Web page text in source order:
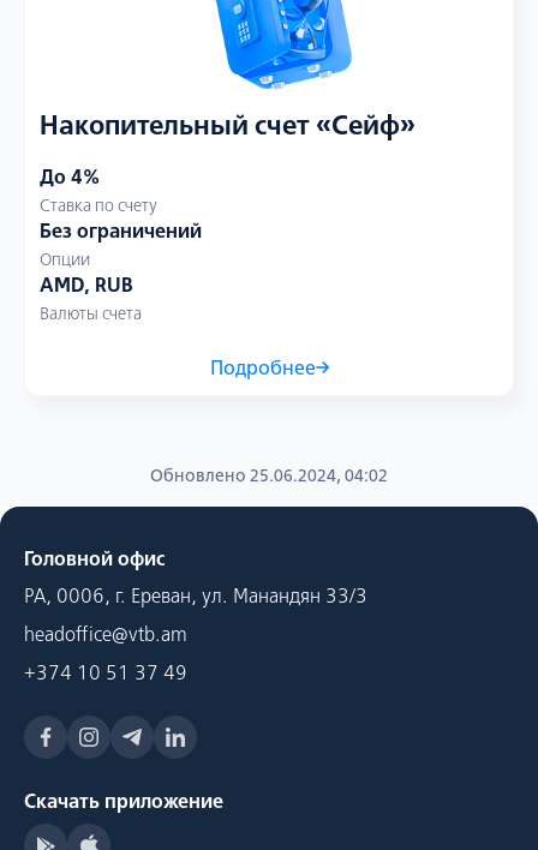
Накопительный счет «Сейф»
До 4%
Ставка по счету
Без ограничений
Опции
AMD, RUB
Валюты счета
Подробнее
Обновлено 25.06.2024, 04:02
Головной офис
РА, 0006, г. Ереван, ул. Манандян 33/3
headoffice@vtb.am
+374 10 51 37 49
Скачать приложение